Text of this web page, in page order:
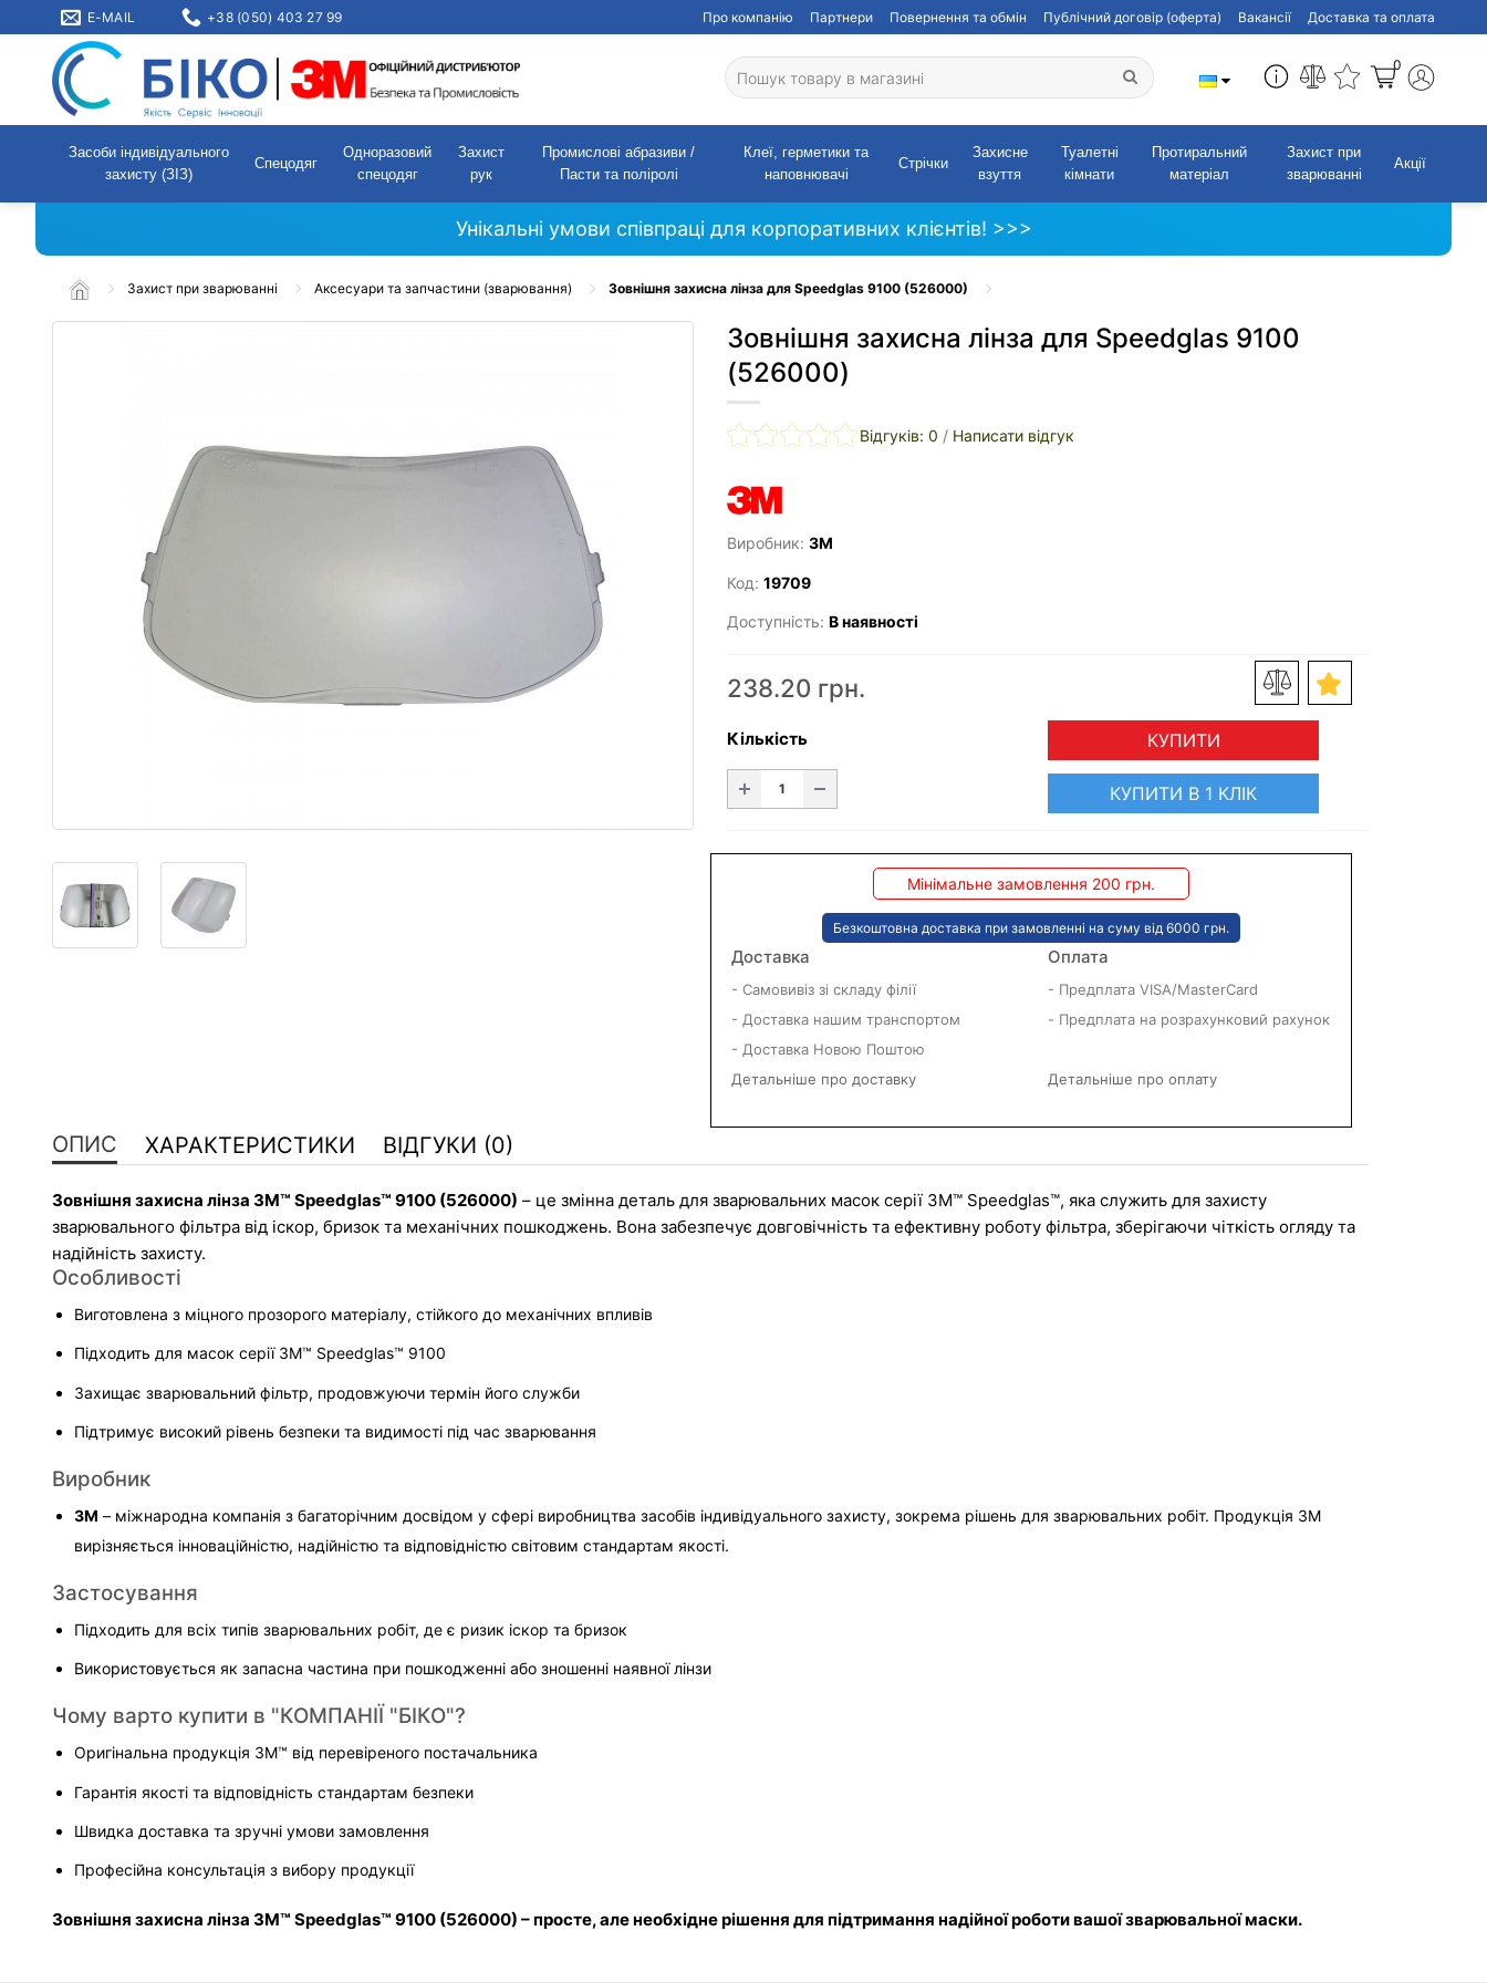
E-MAIL +38 (050) 403 27 99 Про компанію Партнери Повернення та обмін Публічний договір (оферта) Вакансії Доставка та оплата
0
Засоби індивідуального
захисту (ЗІЗ)
Спецодяг
Одноразовий
спецодяг
Захист
рук
Промислові абразиви /
Пасти та поліролі
Клеї, герметики та
наповнювачі
Стрічки
Захисне
взуття
Туалетні
кімнати
Протиральний
матеріал
Захист при
зварюванні
Акції
Унікальні умови співпраці для корпоративних клієнтів! >>>
Захист при зварюванні Аксесуари та запчастини (зварювання) Зовнішня захисна лінза для Speedglas 9100 (526000)
Зовнішня захисна лінза для Speedglas 9100
(526000)
Відгуків: 0 / Написати відгук
Виробник: 3M
Код: 19709
Доступність: В наявності
238.20 грн.
Кількість КУПИТИ
КУПИТИ В 1 КЛІК
Мінімальне замовлення 200 грн.
Безкоштовна доставка при замовленні на суму від 6000 грн.
Доставка
- Самовивіз зі складу філії
- Доставка нашим транспортом
- Доставка Новою Поштою
Детальніше про доставку
Оплата
- Предплата VISA/MasterCard
- Предплата на розрахунковий рахунок
Детальніше про оплату
ОПИС ХАРАКТЕРИСТИКИ ВІДГУКИ (0)
Зовнішня захисна лінза 3M™ Speedglas™ 9100 (526000) – це змінна деталь для зварювальних масок серії 3M™ Speedglas™, яка служить для захисту
зварювального фільтра від іскор, бризок та механічних пошкоджень. Вона забезпечує довговічність та ефективну роботу фільтра, зберігаючи чіткість огляду та
надійність захисту.
Особливості
Виготовлена з міцного прозорого матеріалу, стійкого до механічних впливів
Підходить для масок серії 3M™ Speedglas™ 9100
Захищає зварювальний фільтр, продовжуючи термін його служби
Підтримує високий рівень безпеки та видимості під час зварювання
Виробник
3M – міжнародна компанія з багаторічним досвідом у сфері виробництва засобів індивідуального захисту, зокрема рішень для зварювальних робіт. Продукція 3M
вирізняється інноваційністю, надійністю та відповідністю світовим стандартам якості.
Застосування
Підходить для всіх типів зварювальних робіт, де є ризик іскор та бризок
Використовується як запасна частина при пошкодженні або зношенні наявної лінзи
Чому варто купити в "КОМПАНІЇ "БІКО"?
Оригінальна продукція 3M™ від перевіреного постачальника
Гарантія якості та відповідність стандартам безпеки
Швидка доставка та зручні умови замовлення
Професійна консультація з вибору продукції
Зовнішня захисна лінза 3M™ Speedglas™ 9100 (526000) – просте, але необхідне рішення для підтримання надійної роботи вашої зварювальної маски.